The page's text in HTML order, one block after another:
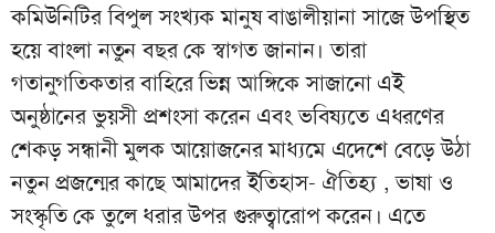
কমিউনিটির বিপুল সংখ্যক মানুষ বাঙালীয়ানা সাজে উপস্থিত
হয়ে বাংলা নতুন বছর কে স্বাগত জানান। তারা
গতানুগতিকতার বাহিরে ভিন্ন আঙ্গিকে সাজানো এই
অনুষ্ঠানের ভুয়সী প্রশংসা করেন এবং ভবিষ্যতে এধরণের
শেকড় সন্ধানী মুলক আয়োজনের মাধ্যমে এদেশে বেড়ে উঠা
নতুন প্রজন্মের কাছে আমাদের ইতিহাস- ঐতিহ্য , ভাষা ও
সংস্কৃতি কে তুলে ধরার উপর গুরুত্বারোপ করেন। এতে